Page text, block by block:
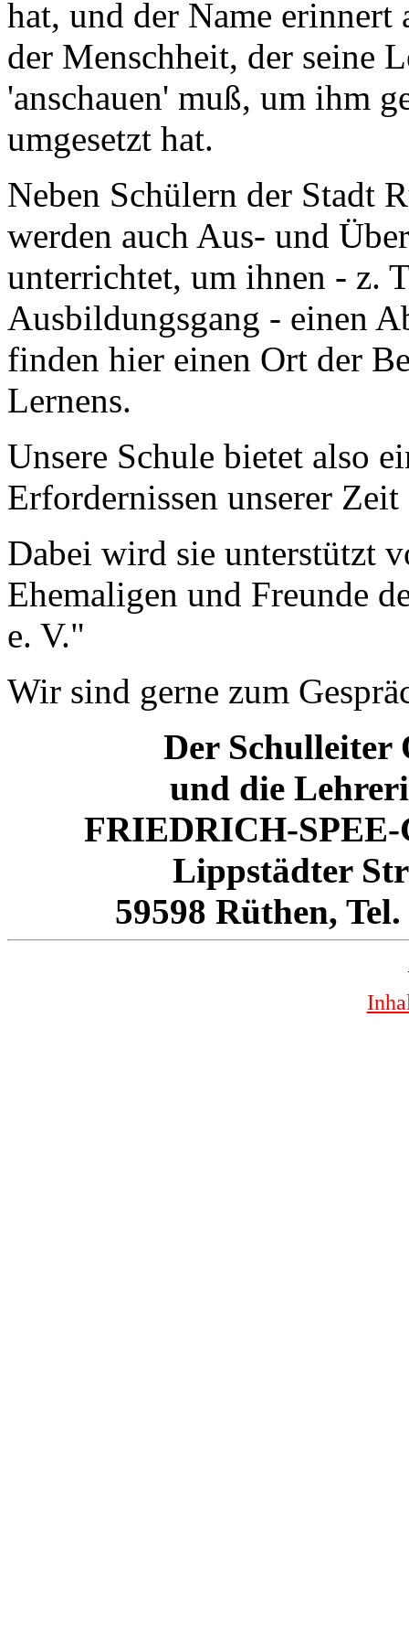
hat, und der Name erinnert
der Menschheit, der seine
'anschauen' muß, um ihm
umgesetzt hat.
Neben Schülern der Stadt
werden auch Aus- und
unterrichtet, um ihnen - z.
Ausbildungsgang - einen
finden hier einen Ort der
Lernens.
Unsere Schule bietet also
Erfordernissen unserer
Dabei wird sie unterstützt
Ehemaligen und Freunde
e. V."
Wir sind gerne zum
Der Schulleiter
und die
FRIEDRICH-
Lippstädter
59598 Rüthen,